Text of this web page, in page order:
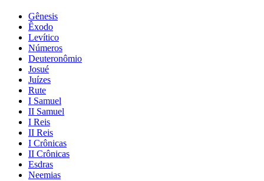
Gênesis
Êxodo
Levítico
Números
Deuteronômio
Josué
Juízes
Rute
I Samuel
II Samuel
I Reis
II Reis
I Crônicas
II Crônicas
Esdras
Neemias